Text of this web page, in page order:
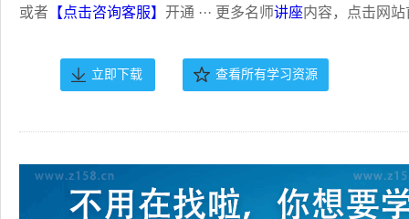
或者 【点击咨询客服】 开通 ··· 更多名师讲座内容，点击网
立即下载 查看所有学习资源